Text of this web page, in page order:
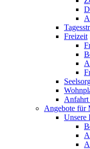
Freizeit
Anfahrt
Angebote für
Unsere